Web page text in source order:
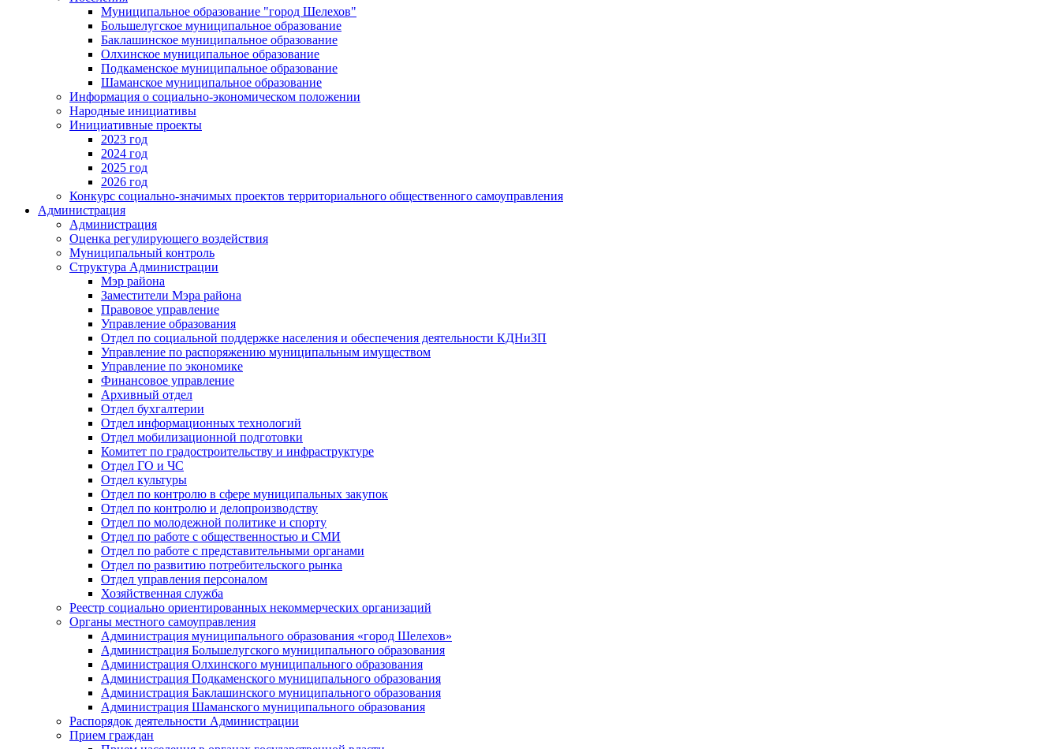
Муниципальное образование "город Шелехов"
Большелугское муниципальное образование
Баклашинское муниципальное образование
Олхинское муниципальное образование
Подкаменское муниципальное образование
Шаманское муниципальное образование
Информация о социально-экономическом положении
Народные инициативы
Инициативные проекты
2023 год
2024 год
2025 год
2026 год
Конкурс социально-значимых проектов территориального общественного самоуправления
Администрация
Администрация
Оценка регулирующего воздействия
Муниципальный контроль
Структура Администрации
Мэр района
Заместители Мэра района
Правовое управление
Управление образования
Отдел по социальной поддержке населения и обеспечения деятельности КДНиЗП
Управление по распоряжению муниципальным имуществом
Управление по экономике
Финансовое управление
Архивный отдел
Отдел бухгалтерии
Отдел информационных технологий
Отдел мобилизационной подготовки
Комитет по градостроительству и инфраструктуре
Отдел ГО и ЧС
Отдел культуры
Отдел по контролю в сфере муниципальных закупок
Отдел по контролю и делопроизводству
Отдел по молодежной политике и спорту
Отдел по работе с общественностью и СМИ
Отдел по работе с представительными органами
Отдел по развитию потребительского рынка
Отдел управления персоналом
Хозяйственная служба
Реестр социально ориентированных некоммерческих организаций
Органы местного самоуправления
Администрация муниципального образования «город Шелехов»
Администрация Большелугского муниципального образования
Администрация Олхинского муниципального образования
Администрация Подкаменского муниципального образования
Администрация Баклашинского муниципального образования
Администрация Шаманского муниципального образования
Распорядок деятельности Администрации
Прием граждан